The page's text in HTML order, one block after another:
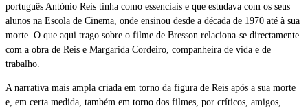
português António Reis tinha como essenciais e que estudava com os seus
alunos na Escola de Cinema, onde ensinou desde a década de 1970 até à sua
morte. O que aqui trago sobre o filme de Bresson relaciona-se directamente
com a obra de Reis e Margarida Cordeiro, companheira de vida e de
trabalho.
A narrativa mais ampla criada em torno da figura de Reis após a sua morte
e, em certa medida, também em torno dos filmes, por críticos, amigos,